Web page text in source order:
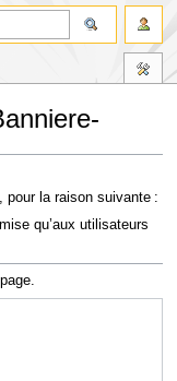
pour la raison suivante :
qu’aux utilisateurs